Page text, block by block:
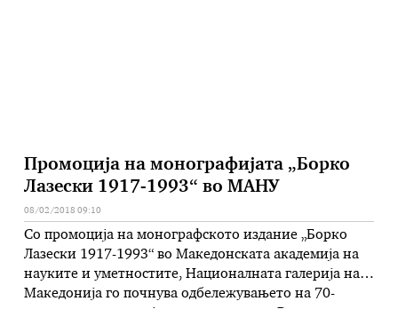
Промоција на монографијата „Борко
Лазески 1917-1993“ во МАНУ
08/02/2018 09:10
Со промоција на монографското издание „Борко
Лазески 1917-1993“ во Македонската академија на
науките и уметностите, Националната галерија на
Македонија го почнува одбележувањето на 70-